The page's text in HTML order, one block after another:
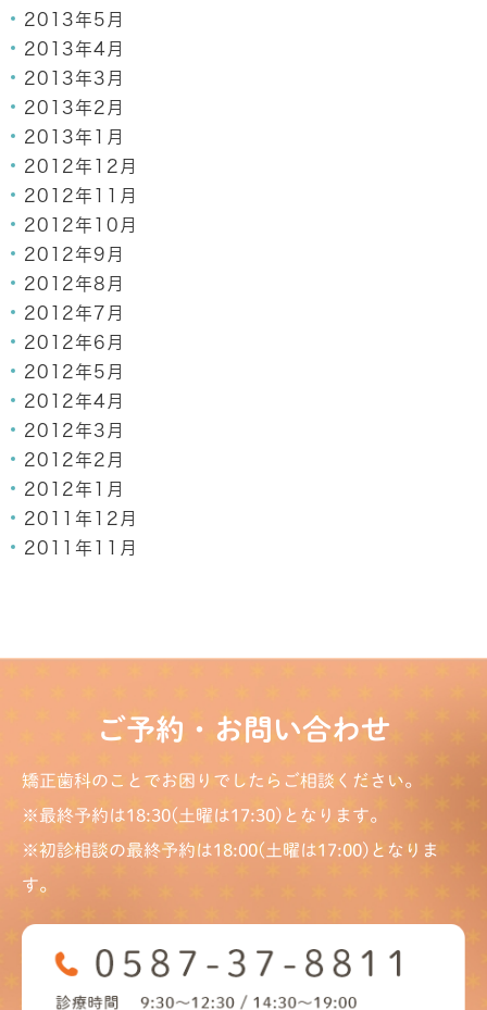
2013年5月
2013年4月
2013年3月
2013年2月
2013年1月
2012年12月
2012年11月
2012年10月
2012年9月
2012年8月
2012年7月
2012年6月
2012年5月
2012年4月
2012年3月
2012年2月
2012年1月
2011年12月
2011年11月
ご予約・お問い合わせ
矯正歯科のことでお困りでしたらご相談ください。
※最終予約は18:30(土曜は17:30)となります。
※初診相談の最終予約は18:00(土曜は17:00)となりま
す。